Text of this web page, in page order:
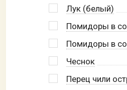
Лук (белый)
Помидоры в
Помидоры в
Чеснок
Перец чили